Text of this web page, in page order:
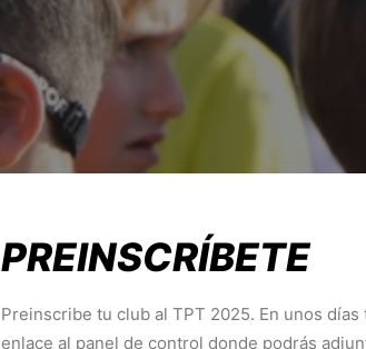
PREINSCRÍBETE
Preinscribe tu club al TPT 2025. En unos
enlace al panel de control donde podrás